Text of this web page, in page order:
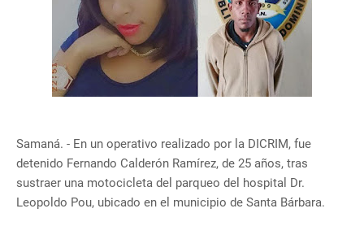
Samaná. - En un operativo realizado por la DICRIM, fue
detenido Fernando Calderón Ramírez, de 25 años, tras
sustraer una motocicleta del parqueo del hospital Dr.
Leopoldo Pou, ubicado en el municipio de Santa Bárbara.